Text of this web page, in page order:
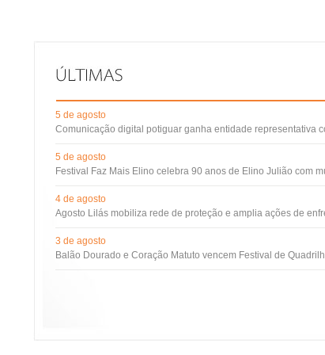
5 de agosto
Comunicação digital potiguar ganha entidade representativa
5 de agosto
Festival Faz Mais Elino celebra 90 anos de Elino Julião com
4 de agosto
Agosto Lilás mobiliza rede de proteção e amplia ações de
3 de agosto
Balão Dourado e Coração Matuto vencem Festival de